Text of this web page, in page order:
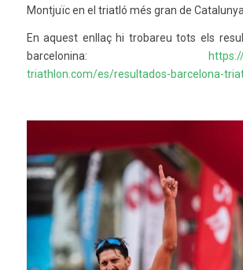
Montjuïc en el triatló més gran de Catalunya
En aquest enllaç hi trobareu tots els
barcelonina:
triathlon.com/es/resultados-barcelona-